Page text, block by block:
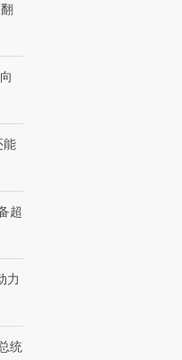
能
超
力
统